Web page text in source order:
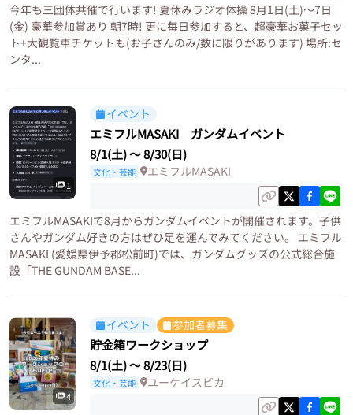
今年も三団体共催で行います! 夏休みラジオ体操 8月1日(土)〜7日
(金) 豪華参加賞あり 朝7時! 更に毎日参加すると、超豪華お菓子セッ
ト+大観覧車チケットも(お子さんのみ/数に限りがあります) 場所:セ
ンタ...
1
イベント
エミフルMASAKI ガンダムイベント
8/1(土)〜8/30(日)
文化・芸能 エミフルMASAKI
エミフルMASAKIで8月からガンダムイベントが開催されます。子供
さんやガンダム好きの方はぜひ足を運んでみてください。 エミフル
MASAKI (愛媛県伊予郡松前町)では、ガンダムグッズの公式総合施
設「THE GUNDAM BASE...
4
イベント 参加者募集
貯金箱ワークショップ
8/1(土)〜8/23(日)
文化・芸能 ユーケイスピカ